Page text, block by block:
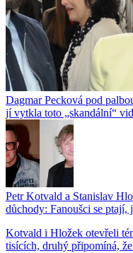
Dagmar Pecková pod
jí vytkla toto „skandální“
Petr Kotvald a Stanislav
důchody: Fanoušci se ptají,
Kotvald i Hložek otevřeli
tisících, druhý připomíná, že